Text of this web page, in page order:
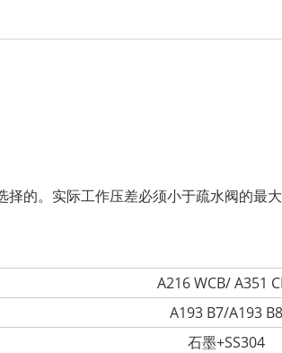
的。实际工作压差必须小于疏水阀的最
A216 WCB/ A351
A193 B7/A193 B8
石墨+SS304